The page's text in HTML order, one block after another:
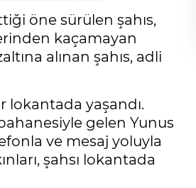
öne sürülen şahıs,
kaçamayan
alınan şahıs, adli
lokantada yaşandı.
gelen Yunus
ve mesaj yoluyla
şahsı lokantada